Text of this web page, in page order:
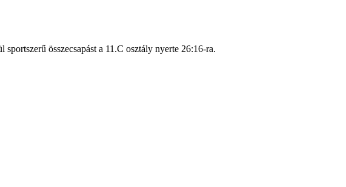
összecsapást a 11.C osztály nyerte 26:16-ra.